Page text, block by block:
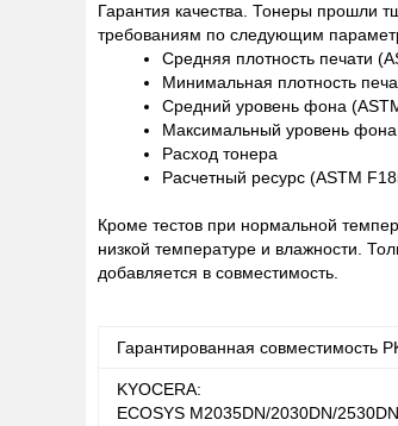
Гарантия качества. Тонеры прошли
требованиям по следующим
Средняя плотность печати
Минимальная плотность
Средний уровень фона
Максимальный уровень
Расход тонера
Расчетный ресурс (ASTM
Кроме тестов при нормальной
низкой температуре и влажности.
добавляется в совместимость.
Гарантированная совместимость
KYOCERA:
ECOSYS M2035DN/2030DN/